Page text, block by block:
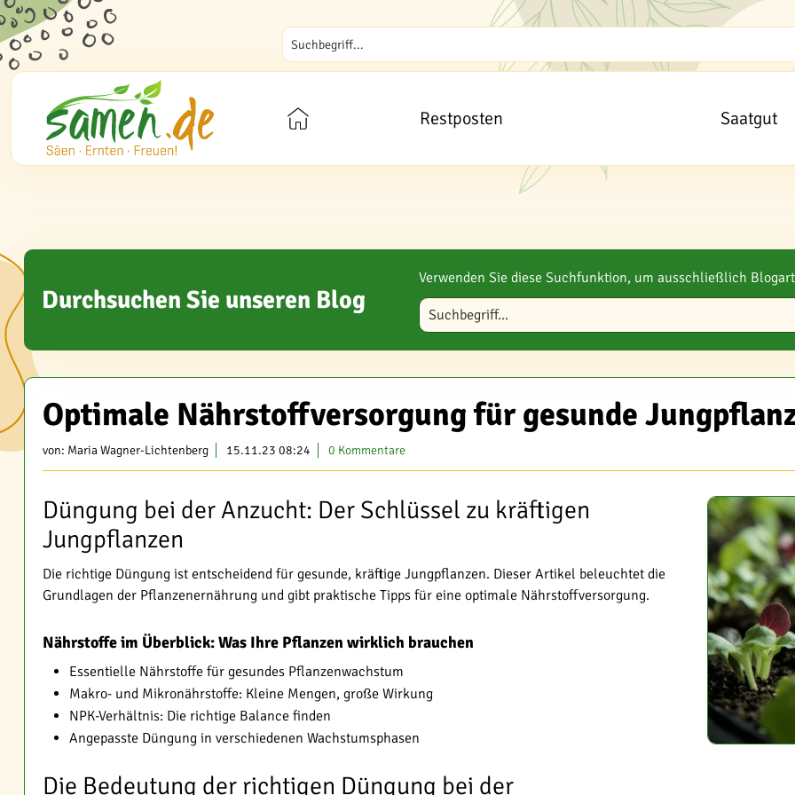
Restposten Saatgut
Durchsuchen Sie unseren Blog
Verwenden Sie diese Suchfunktion, um ausschließlich
Blog durchsuchen
Optimale Nährstoffversorgung für gesunde
von: Maria Wagner-Lichtenberg 15.11.23 08:24 0 Kommentare
Düngung bei der Anzucht: Der Schlüssel zu kräftigen
Jungpflanzen
Die richtige Düngung ist entscheidend für gesunde, kräftige Jungpflanzen. Dieser Artikel beleuchtet die
Grundlagen der Pflanzenernährung und gibt praktische Tipps für eine optimale Nährstoffversorgung.
Nährstoffe im Überblick: Was Ihre Pflanzen wirklich brauchen
Essentielle Nährstoffe für gesundes Pflanzenwachstum
Makro- und Mikronährstoffe: Kleine Mengen, große Wirkung
NPK-Verhältnis: Die richtige Balance finden
Angepasste Düngung in verschiedenen Wachstumsphasen
Die Bedeutung der richtigen Düngung bei der